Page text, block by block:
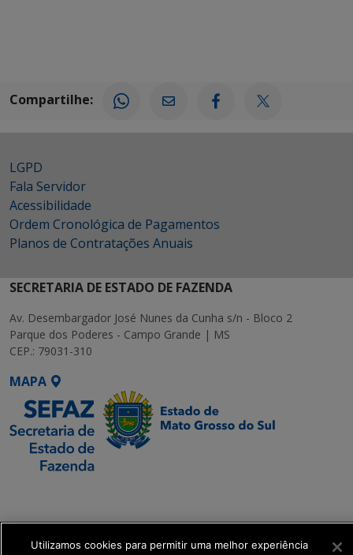
Compartilhe:
LGPD
Fala Servidor
Acessibilidade
Ordem Cronológica de Pagamentos
Planos de Contratações Anuais
SECRETARIA DE ESTADO DE FAZENDA
Av. Desembargador José Nunes da Cunha s/n - Bloco 2
Parque dos Poderes - Campo Grande | MS
CEP.: 79031-310
MAPA
Transformação Digital
Utilizamos cookies para permitir uma melhor experiência